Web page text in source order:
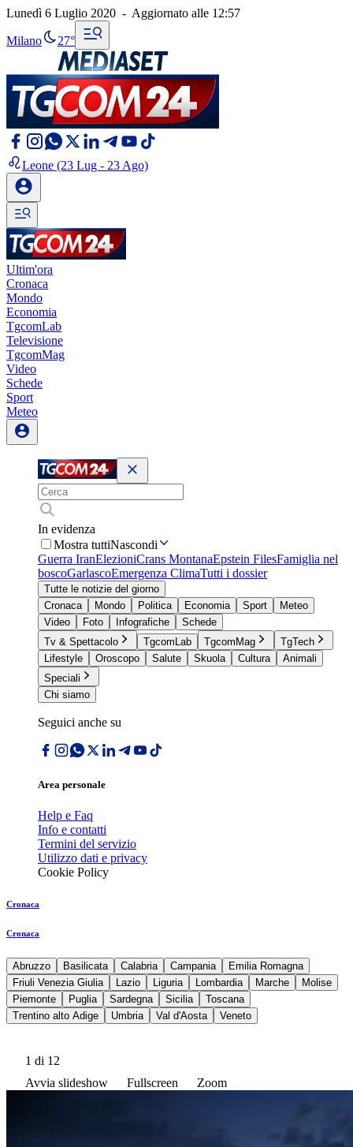
Lunedì 6 Luglio 2020 - Aggiornato alle 12:57
Milano 27°
Leone (23 Lug - 23 Ago)
Ultim'ora
Cronaca
Mondo
Economia
TgcomLab
Televisione
TgcomMag
Video
Schede
Sport
Meteo
In evidenza
Mostra tuttiNascondi
Guerra IranElezioniCrans MontanaEpstein FilesFamiglia nel
boscoGarlascoEmergenza ClimaTutti i dossier
Tutte le notizie del giorno
Cronaca
Mondo Politica Economia Sport
Meteo
Video
Foto Infografiche
Schede
Tv & Spettacolo
TgcomLab TgcomMag
TgTech
Lifestyle
Oroscopo Salute Skuola Cultura
Animali
Speciali
Chi siamo
Seguici anche su
Area personale
Help e Faq
Info e contatti
Termini del servizio
Utilizzo dati e privacy
Cookie Policy
Cronaca
Cronaca
Abruzzo Basilicata Calabria Campania
Emilia Romagna
Friuli Venezia Giulia
Lazio Liguria Lombardia Marche
Molise
Piemonte
Puglia Sardegna Sicilia
Toscana
Trentino alto Adige
Umbria Val d'Aosta Veneto
1 di 12
Avvia slideshow
Fullscreen Zoom